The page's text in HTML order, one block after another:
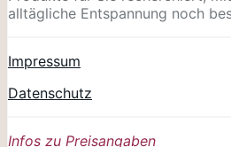
alltägliche Entspannung noch
Impressum
Datenschutz
Infos zu Preisangaben